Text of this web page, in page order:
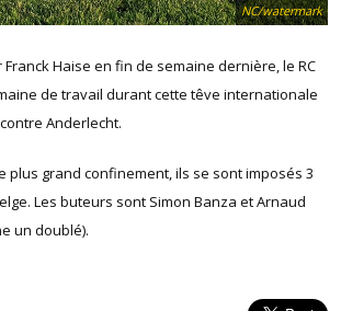
NC/watermark
Haise en fin de semaine dernière, le RC
de travail durant cette têve internationale
Anderlecht.
plus grand confinement, ils se sont imposés 3
Les buteurs sont Simon Banza et Arnaud
un doublé).